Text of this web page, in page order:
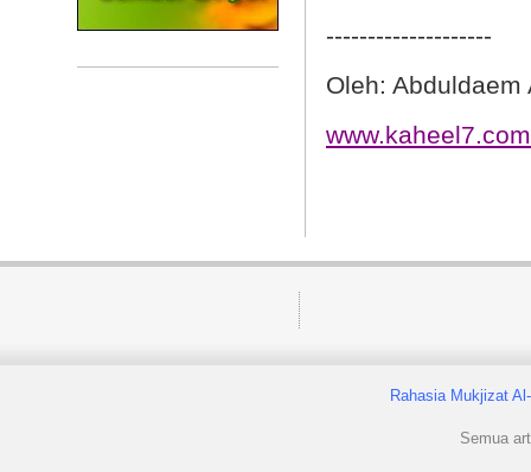
--------------------
Oleh: Abduldaem
Rahasia Mukjizat
Semua